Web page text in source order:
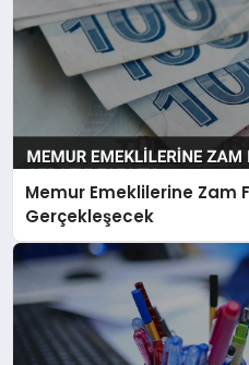
Memur Emeklilerine Zam
Gerçekleşecek